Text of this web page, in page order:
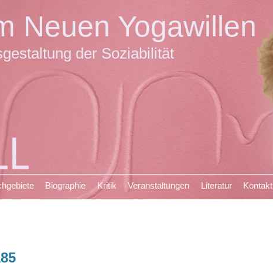
Neuen Yogawillen
der Soziabilität
Biographie Kritik Veranstaltungen Literatur Kontakt